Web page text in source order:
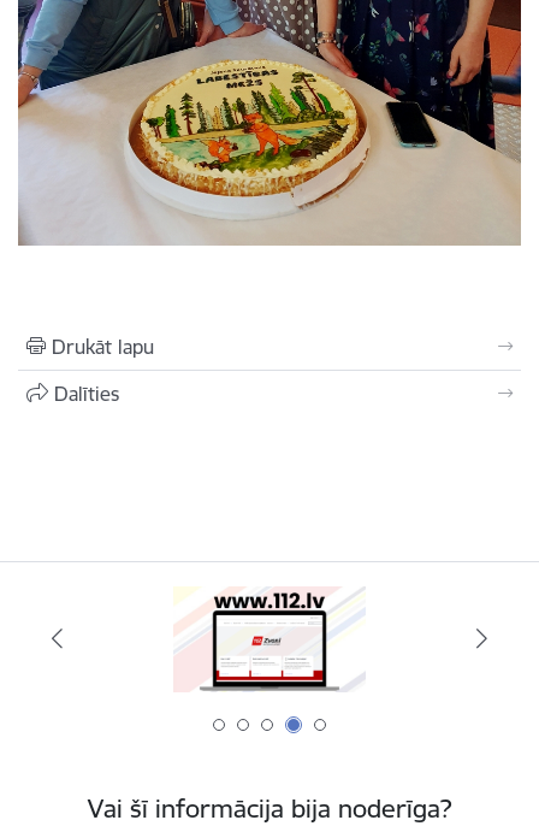
Drukāt lapu
Dalīties
Vai šī informācija bija noderīga?